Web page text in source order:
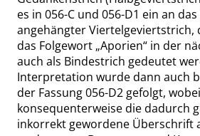
es in 056-C und 056-D1 ein an
angehängter Viertelgeviertstrich,
das Folgewort „Aporien“ in der
auch als Bindestrich gedeutet
Interpretation wurde dann auch
der Fassung 056-D2 gefolgt, wobei
konsequenterweise die dadurch
inkorrekt gewordene Überschrift